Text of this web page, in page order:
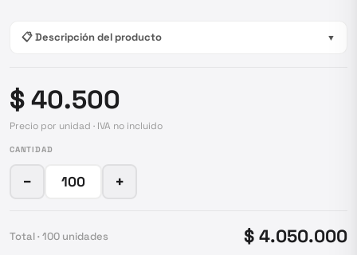
📋 Descripción del producto ▼
$ 40.500
Precio por unidad · IVA no incluido
CANTIDAD
− +
Total · 100 unidades $ 4.050.000